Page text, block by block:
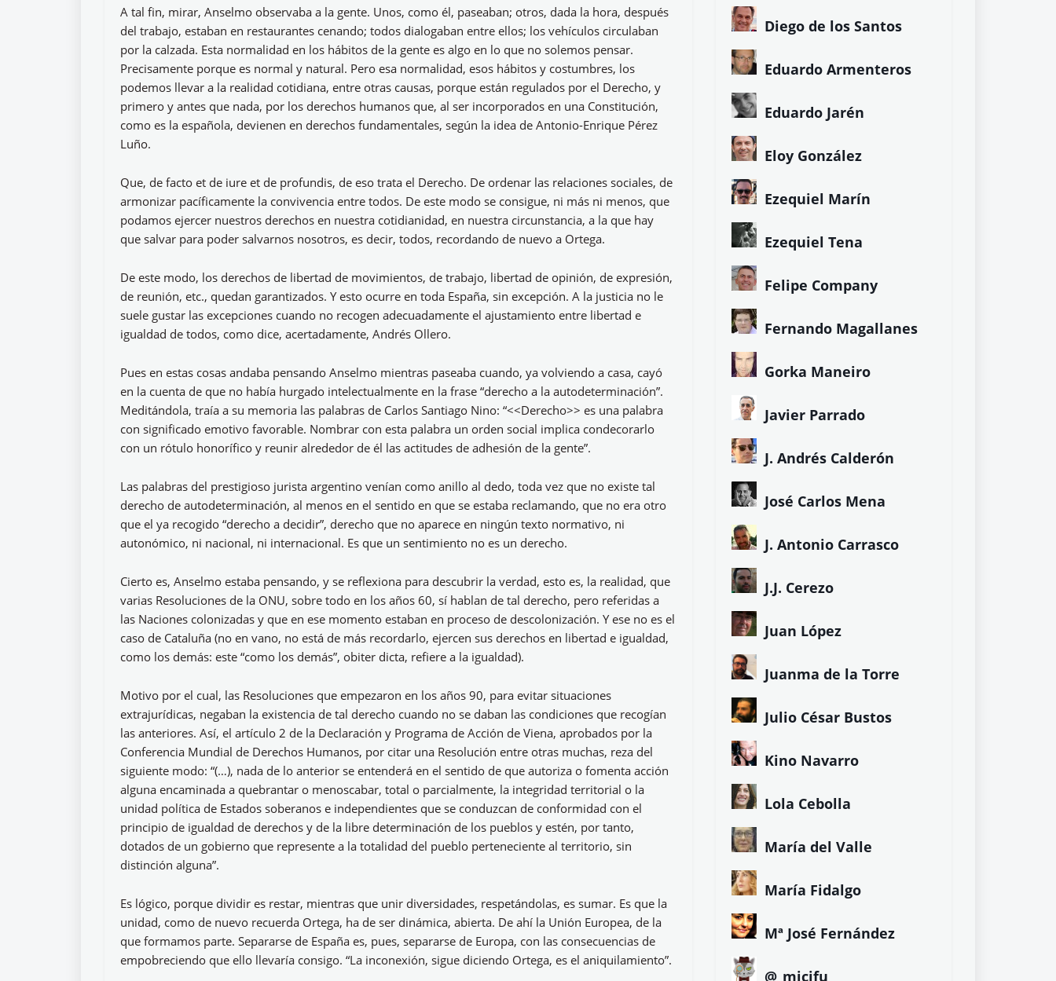
A tal fin, mirar, Anselmo observaba a la gente. Unos, como él, paseaban; otros, dada la hora, después
del trabajo, estaban en restaurantes cenando; todos dialogaban entre ellos; los vehículos circulaban
por la calzada. Esta normalidad en los hábitos de la gente es algo en lo que no solemos pensar.
Precisamente porque es normal y natural. Pero esa normalidad, esos hábitos y costumbres, los
podemos llevar a la realidad cotidiana, entre otras causas, porque están regulados por el Derecho, y
primero y antes que nada, por los derechos humanos que, al ser incorporados en una Constitución,
como es la española, devienen en derechos fundamentales, según la idea de Antonio-Enrique Pérez
Luño.
Que, de facto et de iure et de profundis, de eso trata el Derecho. De ordenar las relaciones sociales, de
armonizar pacíficamente la convivencia entre todos. De este modo se consigue, ni más ni menos, que
podamos ejercer nuestros derechos en nuestra cotidianidad, en nuestra circunstancia, a la que hay
que salvar para poder salvarnos nosotros, es decir, todos, recordando de nuevo a Ortega.
De este modo, los derechos de libertad de movimientos, de trabajo, libertad de opinión, de expresión,
de reunión, etc., quedan garantizados. Y esto ocurre en toda España, sin excepción. A la justicia no le
suele gustar las excepciones cuando no recogen adecuadamente el ajustamiento entre libertad e
igualdad de todos, como dice, acertadamente, Andrés Ollero.
Pues en estas cosas andaba pensando Anselmo mientras paseaba cuando, ya volviendo a casa, cayó
en la cuenta de que no había hurgado intelectualmente en la frase “derecho a la autodeterminación”.
Meditándola, traía a su memoria las palabras de Carlos Santiago Nino: “<<Derecho>> es una palabra
con significado emotivo favorable. Nombrar con esta palabra un orden social implica condecorarlo
con un rótulo honorífico y reunir alrededor de él las actitudes de adhesión de la gente”.
Las palabras del prestigioso jurista argentino venían como anillo al dedo, toda vez que no existe tal
derecho de autodeterminación, al menos en el sentido en que se estaba reclamando, que no era otro
que el ya recogido “derecho a decidir”, derecho que no aparece en ningún texto normativo, ni
autonómico, ni nacional, ni internacional. Es que un sentimiento no es un derecho.
Cierto es, Anselmo estaba pensando, y se reflexiona para descubrir la verdad, esto es, la realidad, que
varias Resoluciones de la ONU, sobre todo en los años 60, sí hablan de tal derecho, pero referidas a
las Naciones colonizadas y que en ese momento estaban en proceso de descolonización. Y ese no es el
caso de Cataluña (no en vano, no está de más recordarlo, ejercen sus derechos en libertad e igualdad,
como los demás: este “como los demás”, obiter dicta, refiere a la igualdad).
Motivo por el cual, las Resoluciones que empezaron en los años 90, para evitar situaciones
extrajurídicas, negaban la existencia de tal derecho cuando no se daban las condiciones que recogían
las anteriores. Así, el artículo 2 de la Declaración y Programa de Acción de Viena, aprobados por la
Conferencia Mundial de Derechos Humanos, por citar una Resolución entre otras muchas, reza del
siguiente modo: “(…), nada de lo anterior se entenderá en el sentido de que autoriza o fomenta acción
alguna encaminada a quebrantar o menoscabar, total o parcialmente, la integridad territorial o la
unidad política de Estados soberanos e independientes que se conduzcan de conformidad con el
principio de igualdad de derechos y de la libre determinación de los pueblos y estén, por tanto,
dotados de un gobierno que represente a la totalidad del pueblo perteneciente al territorio, sin
distinción alguna”.
Es lógico, porque dividir es restar, mientras que unir diversidades, respetándolas, es sumar. Es que la
unidad, como de nuevo recuerda Ortega, ha de ser dinámica, abierta. De ahí la Unión Europea, de la
que formamos parte. Separarse de España es, pues, separarse de Europa, con las consecuencias de
empobreciendo que ello llevaría consigo. “La inconexión, sigue diciendo Ortega, es el aniquilamiento”.
Diego de los Santos
Eduardo Armenteros
Eduardo Jarén
Eloy González
Ezequiel Marín
Ezequiel Tena
Felipe Company
Fernando Magallanes
Gorka Maneiro
Javier Parrado
J. Andrés Calderón
José Carlos Mena
J. Antonio Carrasco
J.J. Cerezo
Juan López
Juanma de la Torre
Julio César Bustos
Kino Navarro
Lola Cebolla
María del Valle
María Fidalgo
Mª José Fernández
@_micifu_